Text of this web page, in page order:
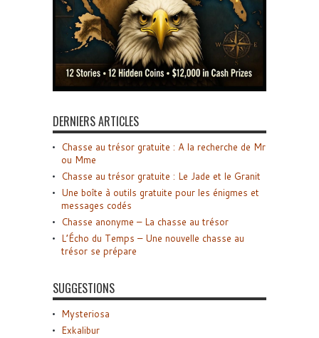
DERNIERS ARTICLES
Chasse au trésor gratuite : A la recherche de Mr
ou Mme
Chasse au trésor gratuite : Le Jade et le Granit
Une boîte à outils gratuite pour les énigmes et
messages codés
Chasse anonyme – La chasse au trésor
L’Écho du Temps – Une nouvelle chasse au
trésor se prépare
SUGGESTIONS
Mysteriosa
Exkalibur